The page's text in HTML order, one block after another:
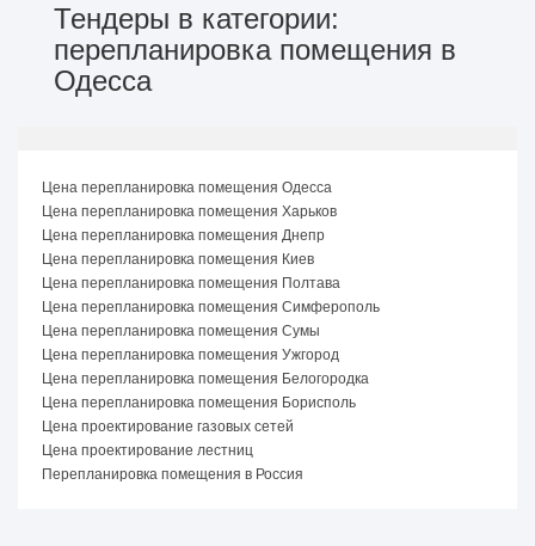
Тендеры в категории:
перепланировка помещения в
Одесса
Цена перепланировка помещения Одесса
Цена перепланировка помещения Харьков
Цена перепланировка помещения Днепр
Цена перепланировка помещения Киев
Цена перепланировка помещения Полтава
Цена перепланировка помещения Симферополь
Цена перепланировка помещения Сумы
Цена перепланировка помещения Ужгород
Цена перепланировка помещения Белогородка
Цена перепланировка помещения Борисполь
Цена проектирование газовых сетей
Цена проектирование лестниц
Перепланировка помещения в Россия